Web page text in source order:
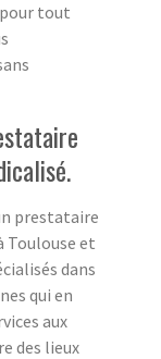
tout
prestataire
Toulouse et
dans
qui en
aux
des lieux